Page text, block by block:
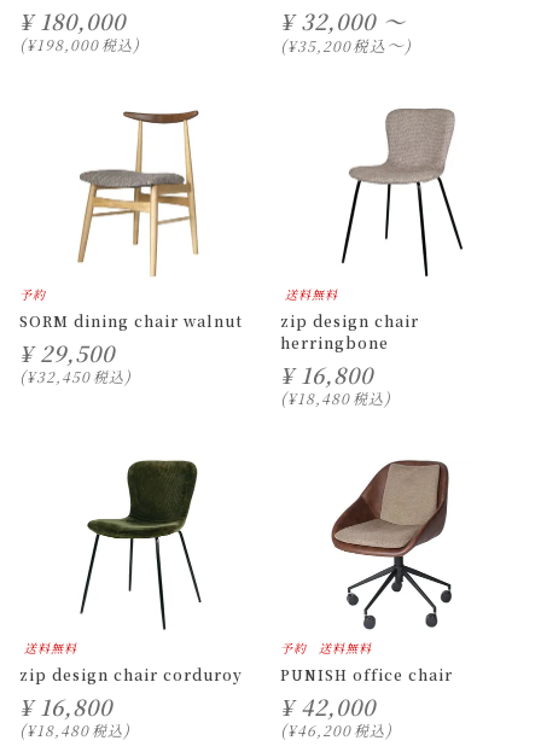
¥ 180,000
¥198,000税込
¥ 32,000 ～
¥35,200税込〜
予約
SORM dining chair walnut
¥ 29,500
¥32,450税込
送料無料
zip design chair
herringbone
¥ 16,800
¥18,480税込
送料無料
zip design chair corduroy
¥ 16,800
¥18,480税込
予約 送料無料
PUNISH office chair
¥ 42,000
¥46,200税込